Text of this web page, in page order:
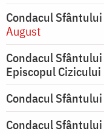
Condacul
August
Condacul
Episcopul Cizicului
Condacul
Condacul